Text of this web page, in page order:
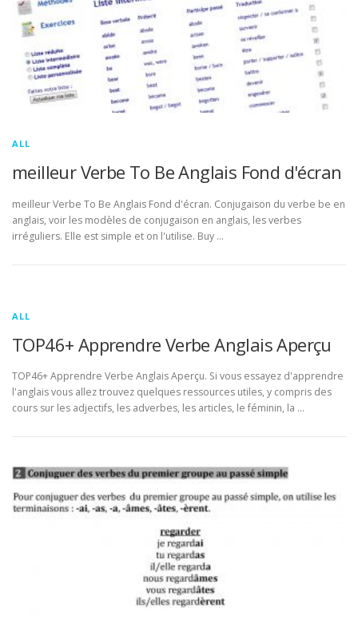
ALL
meilleur Verbe To Be Anglais Fond d'écran
meilleur Verbe To Be Anglais Fond d'écran. Conjugaison du verbe be en
anglais, voir les modèles de conjugaison en anglais, les verbes
irréguliers. Elle est simple et on l'utilise. Buy …
ALL
TOP46+ Apprendre Verbe Anglais Aperçu
TOP46+ Apprendre Verbe Anglais Aperçu. Si vous essayez d'apprendre
l'anglais vous allez trouvez quelques ressources utiles, y compris des
cours sur les adjectifs, les adverbes, les articles, le féminin, la …